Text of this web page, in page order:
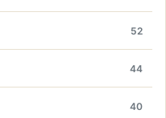
52
44
40